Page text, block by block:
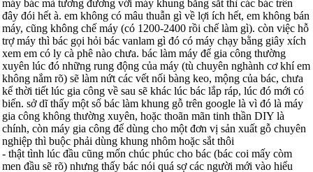
máy bác mà tương đương với máy khung bằng sắt thì các bác trên
đây đói hết à. em không có mâu thuẫn gì về lợi ích hết, em không bán
máy, cũng không chế máy (có 1200-2400 rồi chế làm gì). còn việc hỗ
trợ máy thì bác gọi hỏi bác vanlam gì đó có máy chạy bằng giây xích
xem em có ly cà phê nào chưa. bác làm máy để gia công thường
xuyên lúc đó những rung động của máy (tù chuyên nghành cơ khí em
không nắm rõ) sẽ làm nứt các vết nối bàng keo, mộng của bác, chưa
kể thời tiết lúc gia công về sau sẽ khác lúc bác lắp ráp, lúc đó mới có
biến. sở dĩ thấy một số bác làm khung gỗ trên google là vì đó là máy
gia công không thường xuyên, hoặc thoãn mãn tinh thần DIY là
chính, còn máy gia công để dùng cho một đơn vị sản xuất gỗ chuyên
nghiệp thì buộc phải dùng khung nhôm hoặc sắt thôi
- thật tình lúc đầu cũng mốn chúc phúc cho bác (bác coi mấy còm
men đầu sẽ rõ) nhưng thấy bác nói quá sợ các người mới vào hiểu